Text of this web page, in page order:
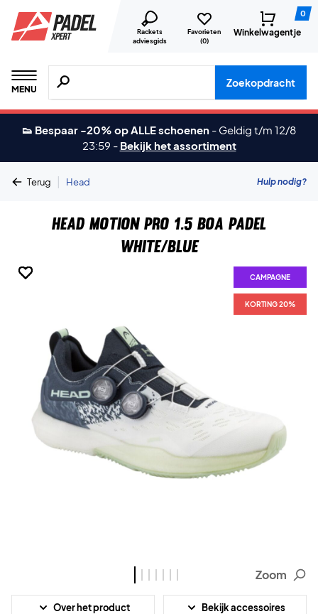
Rackets
adviesgids
Favorieten
(0)
0
Winkelwagentje
MENU
Zoeken naar producten, merken etc.
Zoekopdracht
👟 Bespaar -20% op ALLE schoenen - Geldig t/m 12/8
23:59 - Bekijk het assortiment
Terug | Head Hulp nodig?
Head Motion Pro 1.5 BOA Padel
White/Blue
CAMPAGNE
KORTING 20%
CAMPAGNE
KORTING 20%
CAMPAGNE
KORTING 20%
CAMPAGNE
KORTING 20%
CAMPAGNE
KORTING 20%
CAMPAGNE
KORTING 20%
CAMPAGNE
KORTING 20%
Zoom
Over het product Bekijk accessoires